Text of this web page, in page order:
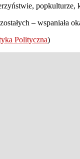
– wspaniała
Polityczna)